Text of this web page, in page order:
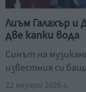
Лиъм Галахър и
две капки вода
Синът на
известния си
22 януари 2026 г.